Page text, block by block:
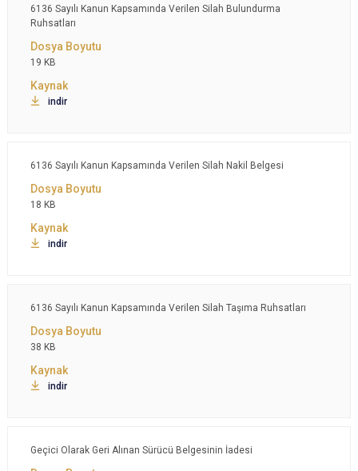
6136 Sayılı Kanun Kapsamında Verilen Silah Bulundurma
Ruhsatları
19 KB
indir
6136 Sayılı Kanun Kapsamında Verilen Silah Nakil Belgesi
18 KB
indir
6136 Sayılı Kanun Kapsamında Verilen Silah Taşıma Ruhsatları
38 KB
indir
Geçici Olarak Geri Alınan Sürücü Belgesinin İadesi